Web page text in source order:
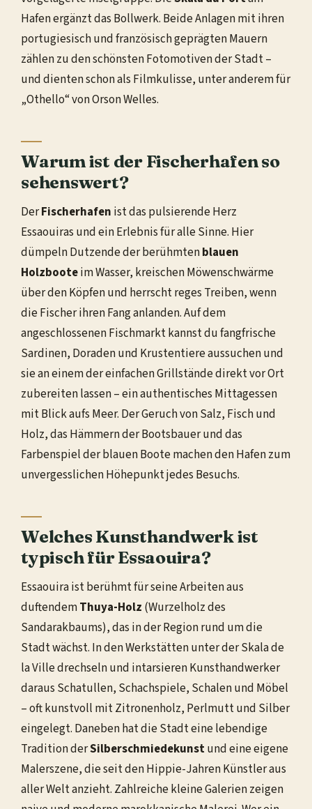
Hafen ergänzt das Bollwerk. Beide Anlagen mit ihren
portugiesisch und französisch geprägten Mauern
zählen zu den schönsten Fotomotiven der Stadt –
und dienten schon als Filmkulisse, unter anderem für
„Othello“ von Orson Welles.
Warum ist der Fischerhafen so
sehenswert?
DerFischerhafen ist das pulsierende Herz
Essaouiras und ein Erlebnis für alle Sinne. Hier
dümpeln Dutzende der berühmtenblauen
Holzbooteim Wasser, kreischen Möwenschwärme
über den Köpfen und herrscht reges Treiben, wenn
die Fischer ihren Fang anlanden. Auf dem
angeschlossenen Fischmarkt kannst du fangfrische
Sardinen, Doraden und Krustentiere aussuchen und
sie an einem der einfachen Grillstände direkt vor Ort
zubereiten lassen – ein authentisches Mittagessen
mit Blick aufs Meer. Der Geruch von Salz, Fisch und
Holz, das Hämmern der Bootsbauer und das
Farbenspiel der blauen Boote machen den Hafen zum
unvergesslichen Höhepunkt jedes Besuchs.
Welches Kunsthandwerk ist
typisch für Essaouira?
Essaouira ist berühmt für seine Arbeiten aus
duftendemThuya-Holz (Wurzelholz des
Sandarakbaums), das in der Region rund um die
Stadt wächst. In den Werkstätten unter der Skala de
la Ville drechseln und intarsieren Kunsthandwerker
daraus Schatullen, Schachspiele, Schalen und Möbel
– oft kunstvoll mit Zitronenholz, Perlmutt und Silber
eingelegt. Daneben hat die Stadt eine lebendige
Tradition derSilberschmiedekunstund eine eigene
Malerszene, die seit den Hippie-Jahren Künstler aus
aller Welt anzieht. Zahlreiche kleine Galerien zeigen